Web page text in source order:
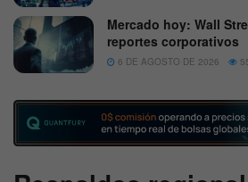
Mercado hoy: Wall
reportes corporativos
6 DE AGOSTO DE 2026